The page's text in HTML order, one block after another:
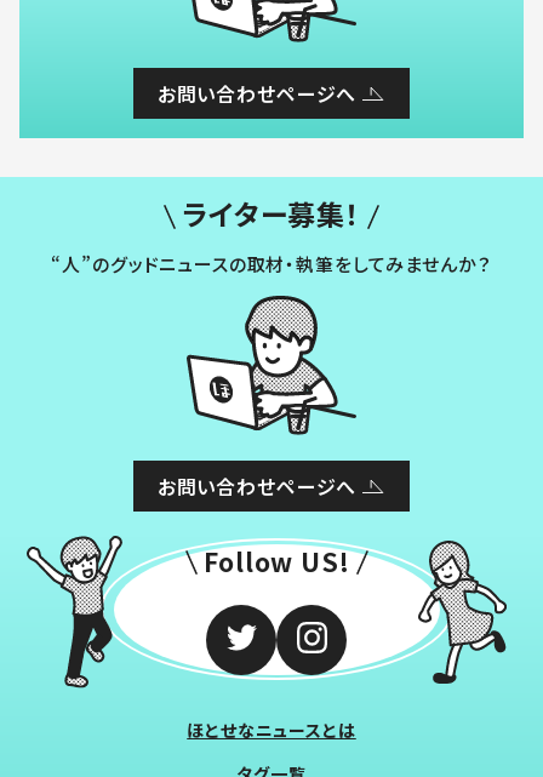
お問い合わせページへ
ライター募集！
“人”のグッドニュースの取材・執筆をしてみませんか？
お問い合わせページへ
Follow US!
ほとせなニュースとは